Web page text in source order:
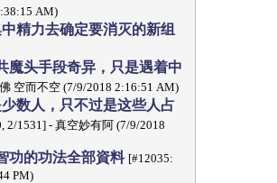
AM)
精力去确定要消灭的新组
魔头手段奇异，只是遇着中
空而不空 (7/9/2018 2:16:51 AM)
数人，只不过是这些人占
2/1531] - 真空妙有阿 (7/9/2018
功的功法全部資料 [#12035:
PM)